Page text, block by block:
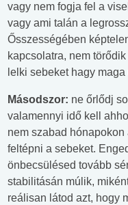
vagy nem fogja fel a
vagy ami talán a
Ősszességében
kapcsolatra, nem
lelki sebeket hagy maga
Másodszor: ne őrlődj
valamennyi idő kell
nem szabad hónapokon
feltépni a sebeket.
önbecsülésed tovább
stabilitásán múlik,
reálisan látod azt, hogy